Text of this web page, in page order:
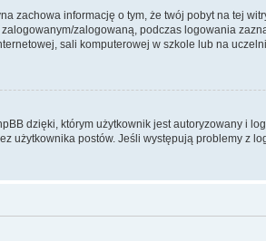
zachowa informację o tym, że twój pobyt na tej
zalogowaną, podczas logowania
sali komputerowej w szkole lub na
dzięki, którym użytkownik jest autoryzowany i
użytkownika postów. Jeśli występują problemy z